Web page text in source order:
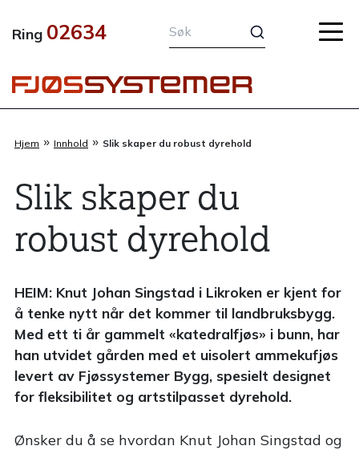
rett
innholdet
Ring 02634
Hjem » Innhold » Slik skaper du robust dyrehold
Slik skaper du
robust dyrehold
HEIM: Knut Johan Singstad i Likroken er kjent for
å tenke nytt når det kommer til landbruksbygg.
Med ett ti år gammelt «katedralfjøs» i bunn, har
han utvidet gården med et uisolert ammekufjøs
levert av Fjøssystemer Bygg, spesielt designet
for fleksibilitet og artstilpasset dyrehold.
Ønsker du å se hvordan Knut Johan Singstad og